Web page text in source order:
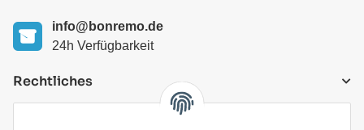
info@bonremo.de
24h Verfügbarkeit
Rechtliches